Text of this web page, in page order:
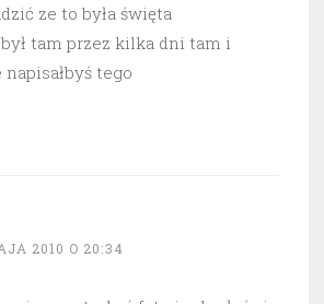
ze to była święta
tam przez kilka dni tam i
tego
2010 O 20:34